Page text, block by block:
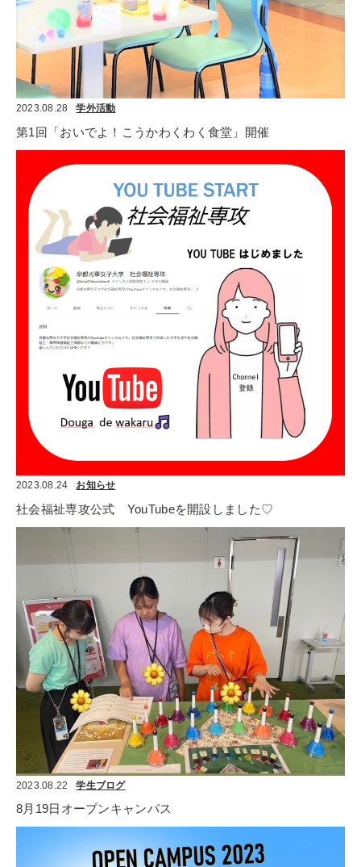
2023.08.28 学外活動
第1回「おいでよ！こうかわくわく食堂」開催
2023.08.24 お知らせ
社会福祉専攻公式　YouTubeを開設しました♡
2023.08.22 学生ブログ
8月19日オープンキャンパス